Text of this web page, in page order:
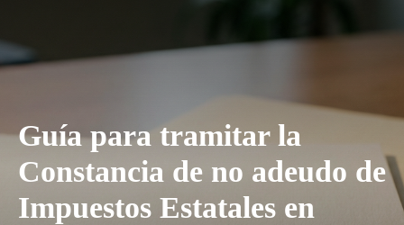
Guía para tramitar la
Constancia de no adeudo de
Impuestos Estatales en